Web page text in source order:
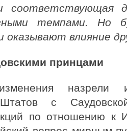
соответствующая
темпами. Но
оказывают влияние
принцами
назрели
с
по отношению